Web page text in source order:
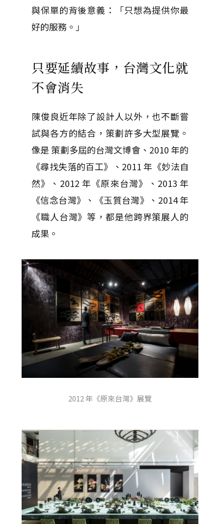
與保單的背後意義：「只想為提供你最
好的服務。」
只要延續故事，台灣文化就
不會消失
陳俊良近年除了設計人以外，也不斷嘗
試與各方的結合，策劃許多大型展覽。
像是 策劃多屆的台灣文博會、2010 年的
《尋找失落的百工》、2011 年《妙法自
然》、2012 年《原來台灣》、2013 年
《信念台灣》、《玉質台灣》、2014 年
《職人台灣》等，都是他跨界策展人的
成果。
2012 年《原來台灣》展覽